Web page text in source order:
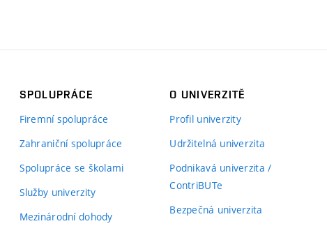
SPOLUPRÁCE
Firemní spolupráce
Zahraniční spolupráce
Spolupráce se školami
Služby univerzity
Mezinárodní dohody
O UNIVERZITĚ
Profil univerzity
Udržitelná univerzita
Podnikavá univerzita /
ContriBUTe
Bezpečná univerzita